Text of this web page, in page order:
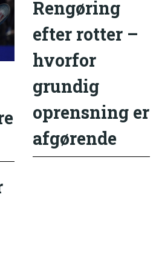
Rengøring
efter rotter –
hvorfor
grundig
oprensning er
afgørende